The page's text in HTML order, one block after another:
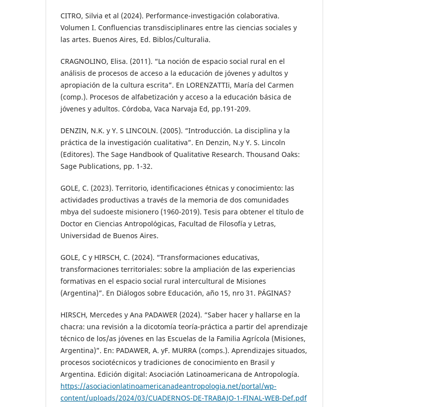
CITRO, Silvia et al (2024). Performance-investigación colaborativa.
Volumen I. Confluencias transdisciplinares entre las ciencias sociales y
las artes. Buenos Aires, Ed. Biblos/Culturalia.
CRAGNOLINO, Elisa. (2011). “La noción de espacio social rural en el
análisis de procesos de acceso a la educación de jóvenes y adultos y
apropiación de la cultura escrita”. En LORENZATTIi, María del Carmen
(comp.). Procesos de alfabetización y acceso a la educación básica de
jóvenes y adultos. Córdoba, Vaca Narvaja Ed, pp.191-209.
DENZIN, N.K. y Y. S LINCOLN. (2005). “Introducción. La disciplina y la
práctica de la investigación cualitativa”. En Denzin, N.y Y. S. Lincoln
(Editores). The Sage Handbook of Qualitative Research. Thousand Oaks:
Sage Publications, pp. 1-32.
GOLE, C. (2023). Territorio, identificaciones étnicas y conocimiento: las
actividades productivas a través de la memoria de dos comunidades
mbya del sudoeste misionero (1960-2019). Tesis para obtener el título de
Doctor en Ciencias Antropológicas, Facultad de Filosofía y Letras,
Universidad de Buenos Aires.
GOLE, C y HIRSCH, C. (2024). “Transformaciones educativas,
transformaciones territoriales: sobre la ampliación de las experiencias
formativas en el espacio social rural intercultural de Misiones
(Argentina)”. En Diálogos sobre Educación, año 15, nro 31. PÁGINAS?
HIRSCH, Mercedes y Ana PADAWER (2024). “Saber hacer y hallarse en la
chacra: una revisión a la dicotomía teoría-práctica a partir del aprendizaje
técnico de los/as jóvenes en las Escuelas de la Familia Agrícola (Misiones,
Argentina)”. En: PADAWER, A. yF. MURRA (comps.). Aprendizajes situados,
procesos sociotécnicos y tradiciones de conocimiento en Brasil y
Argentina. Edición digital: Asociación Latinoamericana de Antropología.
https://asociacionlatinoamericanadeantropologia.net/portal/wp-
content/uploads/2024/03/CUADERNOS-DE-TRABAJO-1-FINAL-WEB-Def.pdf